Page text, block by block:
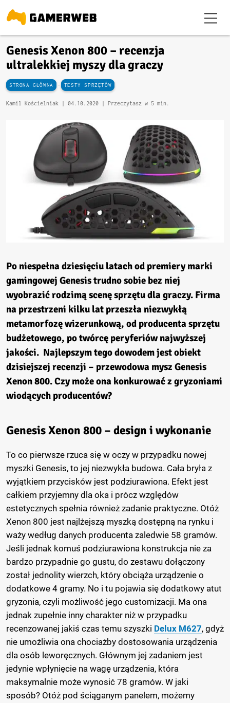
Genesis Xenon 800 – recenzja
ultralekkiej myszy dla graczy
STRONA GŁÓWNA - TESTY SPRZĘTÓW
Kamil Kościelniak | 04.10.2020 | Przeczytasz w 5 min.
Po niespełna dziesięciu latach od premiery marki
gamingowej Genesis trudno sobie bez niej
wyobrazić rodzimą scenę sprzętu dla graczy. Firma
na przestrzeni kilku lat przeszła niezwykłą
metamorfozę wizerunkową, od producenta sprzętu
budżetowego, po twórcę peryferiów najwyższej
jakości. Najlepszym tego dowodem jest obiekt
dzisiejszej recenzji – przewodowa mysz Genesis
Xenon 800. Czy może ona konkurować z gryzoniami
wiodących producentów?
Genesis Xenon 800 – design i wykonanie
To co pierwsze rzuca się w oczy w przypadku nowej
myszki Genesis, to jej niezwykła budowa. Cała bryła z
wyjątkiem przycisków jest podziurawiona. Efekt jest
całkiem przyjemny dla oka i prócz względów
estetycznych spełnia również zadanie praktyczne. Otóż
Xenon 800 jest najlżejszą myszką dostępną na rynku i
waży według danych producenta zaledwie 58 gramów.
Jeśli jednak komuś podziurawiona konstrukcja nie za
bardzo przypadnie go gustu, do zestawu dołączony
został jednolity wierzch, który obciąża urządzenie o
dodatkowe 4 gramy. No i tu pojawia się dodatkowy atut
gryzonia, czyli możliwość jego customizacji. Ma ona
jednak zupełnie inny charakter niż w przypadku
recenzowanej jakiś czas temu szyszki Delux M627, gdyż
nie umożliwia ona chociażby dostosowania urządzenia
dla osób leworęcznych. Głównym jej zadaniem jest
jedynie wpłynięcie na wagę urządzenia, która
maksymalnie może wynosić 78 gramów. W jaki
sposób? Otóż pod ściąganym panelem, możemy